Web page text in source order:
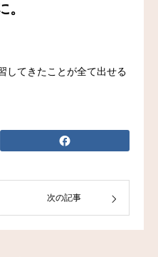
。
してきたことが全て出せる
次の記事